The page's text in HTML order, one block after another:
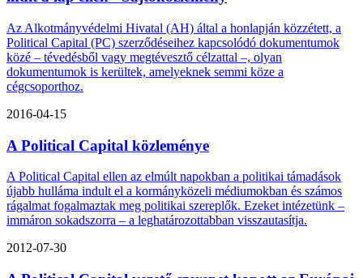
Az Alkotmányvédelmi Hivatal (AH) által a honlapján közzétett, a
Political Capital (PC) szerződéseihez kapcsolódó dokumentumok
közé – tévedésből vagy megtévesztő célzattal –, olyan
dokumentumok is kerültek, amelyeknek semmi köze a
cégcsoporthoz.
2016-04-15
A Political Capital közleménye
A Political Capital ellen az elmúlt napokban a politikai támadások
újabb hulláma indult el a kormányközeli médiumokban és számos
rágalmat fogalmaztak meg politikai szereplők. Ezeket intézetünk –
immáron sokadszorra – a leghatározottabban visszautasítja.
2012-07-30